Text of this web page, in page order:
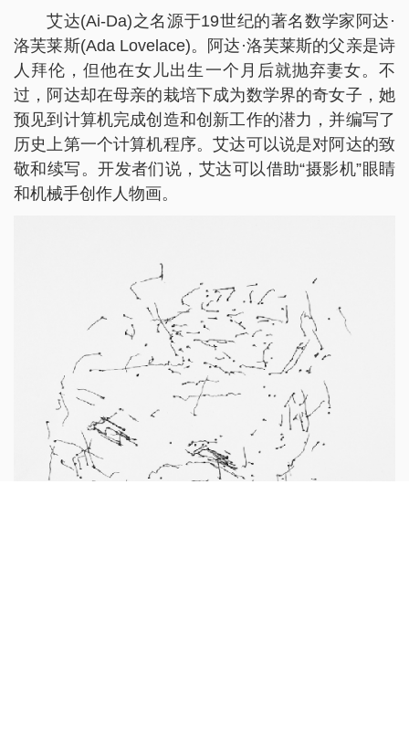
艾达(Ai-Da)之名源于19世纪的著名数学家阿达·
洛芙莱斯(Ada Lovelace)。阿达·洛芙莱斯的父亲是诗
人拜伦，但他在女儿出生一个月后就抛弃妻女。不
过，阿达却在母亲的栽培下成为数学界的奇女子，她
预见到计算机完成创造和创新工作的潜力，并编写了
历史上第一个计算机程序。艾达可以说是对阿达的致
敬和续写。开发者们说，艾达可以借助“摄影机”眼睛
和机械手创作人物画。